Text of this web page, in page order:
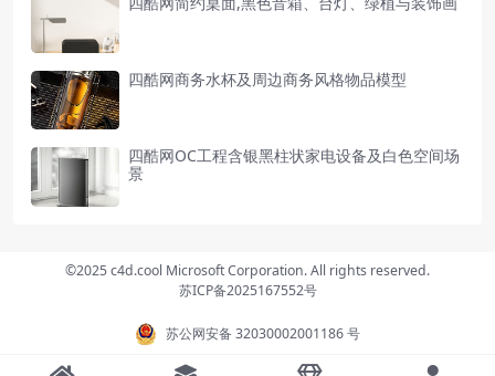
四酷网商务水杯及周边商务风格物品模型
四酷网OC工程含银黑柱状家电设备及白色空间场
景
©2025 c4d.cool Microsoft Corporation. All rights reserved.
苏ICP备2025167552号
苏公网安备 32030002001186 号